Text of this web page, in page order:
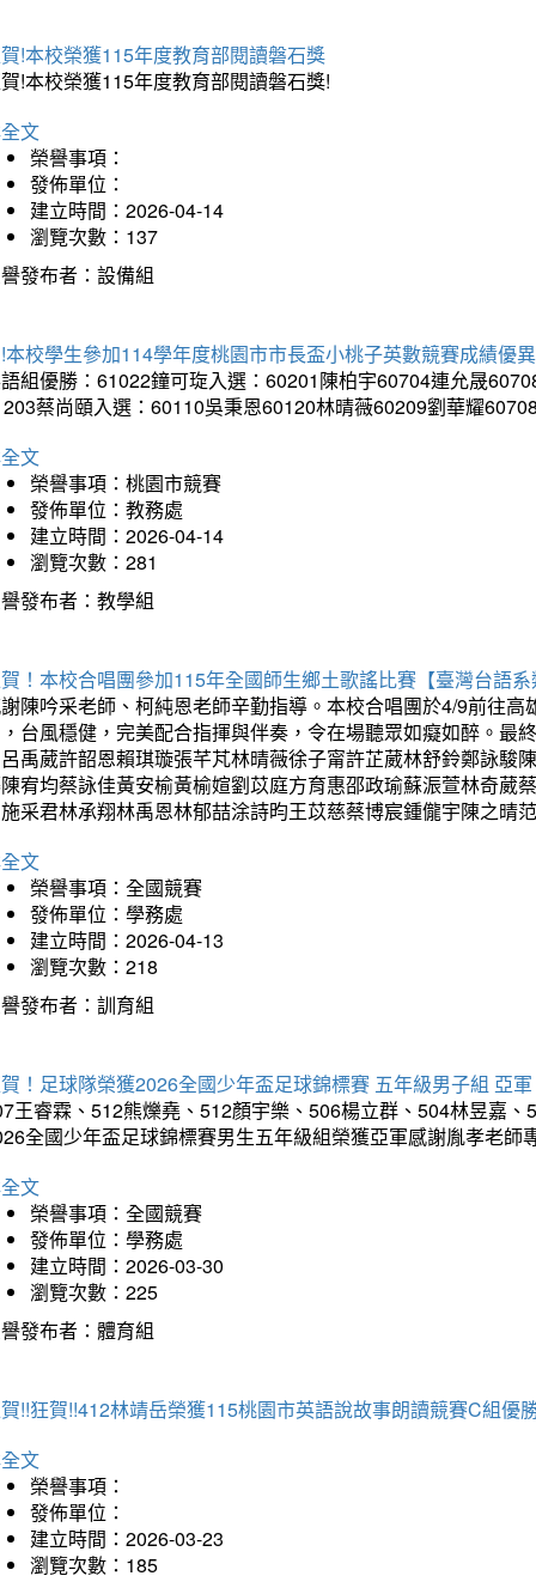
!本校榮獲115年度教育部閱讀磐石獎
!本校榮獲115年度教育部閱讀磐石獎!
文
榮譽事項：
發佈單位：
建立時間：2026-04-14
瀏覽次數：137
發布者：設備組
本校學生參加114學年度桃園市市長盃小桃子英數競賽成績優
組優勝：61022鐘可琁入選：60201陳柏宇60704連允晟
蔡尚頤入選：60110吳秉恩60120林晴薇60209劉華耀
文
榮譽事項：桃園市競賽
發佈單位：教務處
建立時間：2026-04-14
瀏覽次數：281
發布者：教學組
！本校合唱團參加115年全國師生鄉土歌謠比賽【臺灣台語
陳吟采老師、柯純恩老師辛勤指導。本校合唱團於4/9前往
台風穩健，完美配合指揮與伴奏，令在場聽眾如癡如醉。最
禹葳許韶恩賴琪璇張芊芃林晴薇徐子甯許芷葳林舒鈴鄭詠駿
宥均蔡詠佳黃安榆黃榆媗劉苡庭方育惠邵政瑜蘇浱萱林奇葳
采君林承翔林禹恩林郁喆涂詩昀王苡慈蔡博宸鍾儱宇陳之晴
文
榮譽事項：全國競賽
發佈單位：學務處
建立時間：2026-04-13
瀏覽次數：218
發布者：訓育組
！足球隊榮獲2026全國少年盃足球錦標賽 五年級男子組 亞軍
王睿霖、512熊爍堯、512顏宇樂、506楊立群、504林昱嘉
全國少年盃足球錦標賽男生五年級組榮獲亞軍感謝胤孝老師
文
榮譽事項：全國競賽
發佈單位：學務處
建立時間：2026-03-30
瀏覽次數：225
發布者：體育組
!!狂賀!!412林靖岳榮獲115桃園市英語說故事朗讀競賽C組優
文
榮譽事項：
發佈單位：
建立時間：2026-03-23
瀏覽次數：185